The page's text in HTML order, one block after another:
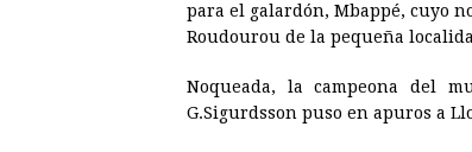
para el galardón, Mbappé, cuyo
Roudourou de la pequeña
Noqueada, la campeona del
G.Sigurdsson puso en apuros a